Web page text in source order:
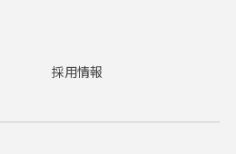
採用情報